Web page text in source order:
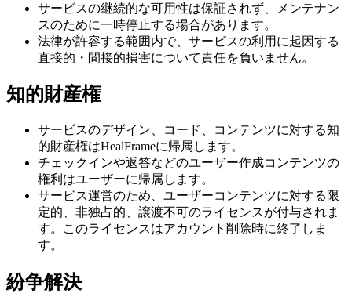
サービスの継続的な可用性は保証されず、メンテナン
スのために一時停止する場合があります。
法律が許容する範囲内で、サービスの利用に起因する
直接的・間接的損害について責任を負いません。
知的財産権
サービスのデザイン、コード、コンテンツに対する知
的財産権はHealFrameに帰属します。
チェックインや返答などのユーザー作成コンテンツの
権利はユーザーに帰属します。
サービス運営のため、ユーザーコンテンツに対する限
定的、非独占的、譲渡不可のライセンスが付与されま
す。このライセンスはアカウント削除時に終了しま
す。
紛争解決